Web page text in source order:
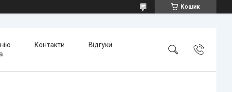
Кошик
Контакти
Відгуки